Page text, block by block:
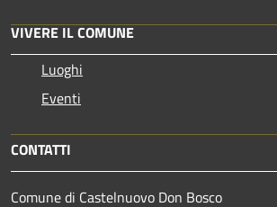
VIVERE IL COMUNE
Luoghi
Eventi
CONTATTI
Comune di Castelnuovo Don Bosco